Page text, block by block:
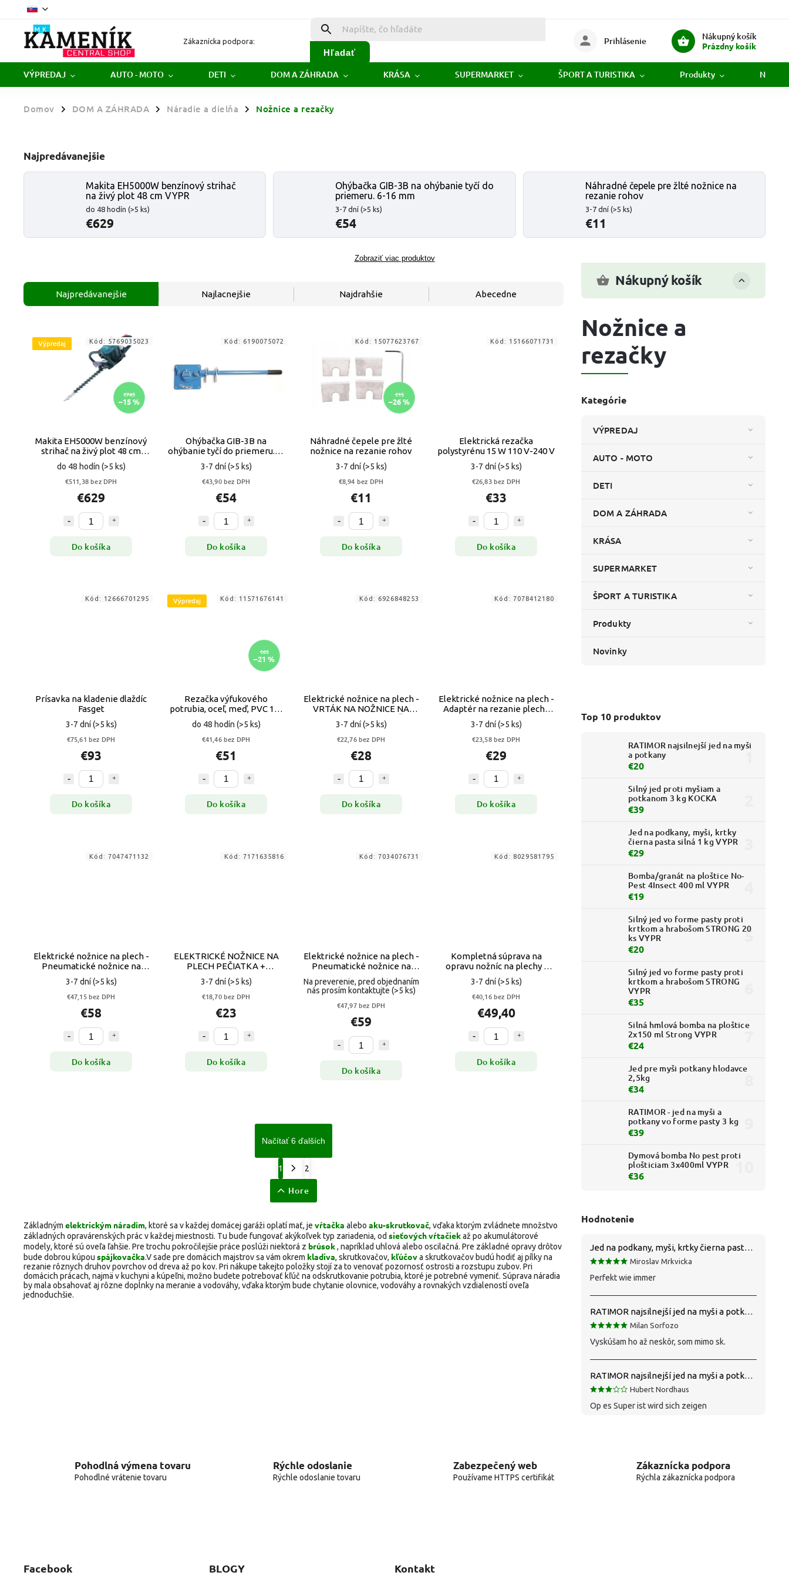
Zákaznícka podpora:
Hľadať
Nákupný košík
Prázdny košík
Prihlásenie
VÝPREDAJ AUTO - MOTO DETI DOM A ZÁHRADA KRÁSA SUPERMARKET ŠPORT A TURISTIKA Produkty
Domov / DOM A ZÁHRADA / Náradie a dielňa / Nožnice a rezačky
Najpredávanejšie
Makita EH5000W benzínový strihač
na živý plot 48 cm VYPR
do 48 hodín (>5 ks)
€629
Ohýbačka GIB-3B na ohýbanie tyčí do
priemeru. 6-16 mm
3-7 dní(>5 ks)
€54
Náhradné čepele pre žlté nožnice na
rezanie rohov
3-7 dní (>5 ks)
€11
Zobraziť viac produktov
Nákupný košík
Nožnice a
rezačky
Kategórie
VÝPREDAJ
AUTO - MOTO
DETI
DOM A ZÁHRADA
KRÁSA
SUPERMARKET
ŠPORT A TURISTIKA
Produkty
Novinky
Top 10 produktov
RATIMOR najsilnejší jed na myši
a potkany
€20
Silný jed proti myšiam a
potkanom 3 kg KOCKA
€39
Jed na podkany, myši, krtky
čierna pasta silná 1 kg VYPR
€29
Bomba/granát na ploštice No-
Pest 4Insect 400 ml VYPR
€19
Silný jed vo forme pasty proti
krtkom a hrabošom STRONG 20
ks VYPR
€20
Silný jed vo forme pasty proti
krtkom a hrabošom STRONG
VYPR
€35
Silná hmlová bomba na ploštice
2x150 ml Strong VYPR
€24
Jed pre myši potkany hlodavce
2,5kg
€34
RATIMOR - jed na myši a
potkany vo forme pasty 3 kg
€39
Dymová bomba No pest proti
plošticiam 3x400ml VYPR
€36
Hodnotenie
Jed na podkany, myši, krtky čierna pasta silná 1 kg VYPR
Miroslav Mrkvicka
Perfekt wie immer
RATIMOR najsilnejší jed na myši a potkany
Milan Sorfozo
Vyskúšam ho až neskôr, som mimo sk.
RATIMOR najsilnejší jed na myši a potkany
Hubert Nordhaus
Op es Super ist wird sich zeigen
Najpredávanejšie Najlacnejšie Najdrahšie Abecedne
Výpredaj
€745
–15 %
Makita EH5000W benzínový
strihač na živý plot 48 cm
VYPR
do 48 hodín (>5 ks)
€511,38 bez DPH
€629
Do košíka
Kód: 5769035023
Ohýbačka GIB-3B na
ohýbanie tyčí do priemeru. 6-
16 mm
3-7 dní(>5 ks)
€43,90 bez DPH
€54
Do košíka
Kód: 6190075072
€15
–26 %
Náhradné čepele pre žlté
nožnice na rezanie rohov
3-7 dní(>5 ks)
€8,94 bez DPH
€11
Do košíka
Kód: 15077623767
Elektrická rezačka
polystyrénu 15 W 110 V-240 V
3-7 dní(>5 ks)
€26,83 bez DPH
€33
Do košíka
Kód: 15166071731
Prísavka na kladenie dlaždíc
Fasget
3-7 dní(>5 ks)
€75,61 bez DPH
€93
Do košíka
Kód: 12666701295 Výpredaj
€65
–21 %
Rezačka výfukového
potrubia, oceľ, meď, PVC 18-
93 mm 330 mm VYPR
do 48 hodín (>5 ks)
€41,46 bez DPH
€51
Do košíka
Kód: 11571676141
Elektrické nožnice na plech -
VRTÁK NA NOŽNICE NA
PLECHY + SKRUTKOVAČ FT-
8123
3-7 dní(>5 ks)
€22,76 bez DPH
€28
Do košíka
Kód: 6926848253
Elektrické nožnice na plech -
Adaptér na rezanie plechu
pre vŕtačku
3-7 dní(>5 ks)
€23,58 bez DPH
€29
Do košíka
Kód: 7078412180
Elektrické nožnice na plech -
Pneumatické nožnice na
rezanie rovného plechu
YATO
3-7 dní(>5 ks)
€47,15 bez DPH
€58
Do košíka
Kód: 7047471132
ELEKTRICKÉ NOŽNICE NA
PLECH PEČIATKA +
MATRICA
3-7 dní(>5 ks)
€18,70 bez DPH
€23
Do košíka
Kód: 7171635816
Elektrické nožnice na plech -
Pneumatické nožnice na
rezanie plechu FALONTECH
264
Na preverenie, pred objednaním
nás prosím kontaktujte (>5 ks)
€47,97 bez DPH
€59
Do košíka
Kód: 7034076731
Kompletná súprava na
opravu nožníc na plechy -
nôž, matrica, vodidlo
3-7 dní(>5 ks)
€40,16 bez DPH
€49,40
Do košíka
Kód: 8029581795
Načítať 6 ďalších
1 2
Hore
Základným elektrickým náradím, ktoré sa v každej domácej garáži oplatí mať, je vŕtačka alebo aku-skrutkovač, vďaka ktorým zvládnete množstvo
základných opravárenských prác v každej miestnosti. Tu bude fungovať akýkoľvek typ zariadenia, od sieťových vŕtačiekaž po akumulátorové
modely, ktoré sú oveľa ľahšie. Pre trochu pokročilejšie práce poslúži niektorá z brúsok, napríklad uhlová alebo oscilačná. Pre základné opravy drôtov
bude dobrou kúpou spájkovačka.V sade pre domácich majstrov sa vám okrem kladiva, skrutkovačov, kľúčova skrutkovačov budú hodiť aj pílky na
rezanie rôznych druhov povrchov od dreva až po kov. Pri nákupe takejto položky stojí za to venovať pozornosť ostrosti a rozstupu zubov. Pri
domácich prácach, najmä v kuchyni a kúpeľni, možno budete potrebovať kľúč na odskrutkovanie potrubia, ktoré je potrebné vymeniť. Súprava náradia
by mala obsahovať aj rôzne doplnky na meranie a vodováhy, vďaka ktorým bude chytanie olovnice, vodováhy a rovnakých vzdialeností oveľa
jednoduchšie.
Pohodlná výmena tovaru
Pohodlné vrátenie tovaru
Rýchle odoslanie
Rýchle odoslanie tovaru
Zabezpečený web
Používame HTTPS certifikát
Zákaznícka podpora
Rýchla zákaznícka podpora
Facebook BLOGY Kontakt